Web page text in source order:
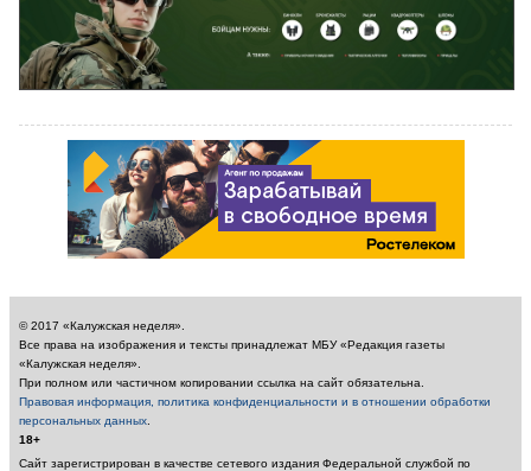
© 2017 «Калужская неделя».
Все права на изображения и тексты принадлежат МБУ «Редакция газеты
«Калужская неделя».
При полном или частичном копировании ссылка на сайт обязательна.
Правовая информация, политика конфиденциальности и в отношении обработки
персональных данных
18+
Сайт зарегистрирован в качестве сетевого издания Федеральной службой по